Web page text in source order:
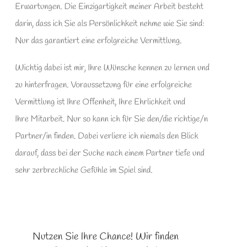
Erwartungen. Die Einzigartigkeit meiner Arbeit besteht
darin, dass ich Sie als Persönlichkeit nehme wie Sie sind:
Nur das garantiert eine erfolgreiche Vermittlung.
Wichtig dabei ist mir, Ihre Wünsche kennen zu lernen und
zu hinterfragen. Voraussetzung für eine erfolgreiche
Vermittlung ist Ihre Offenheit, Ihre Ehrlichkeit und
Ihre Mitarbeit. Nur so kann ich für Sie den/die richtige/n
Partner/in finden. Dabei verliere ich niemals den Blick
darauf, dass bei der Suche nach einem Partner tiefe und
sehr zerbrechliche Gefühle im Spiel sind.
Nutzen Sie Ihre Chance! Wir finden